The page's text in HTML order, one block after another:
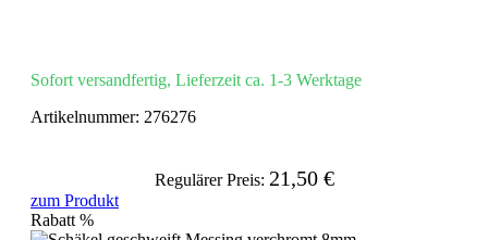
Sofort versandfertig, Lieferzeit ca. 1-3 Werktage
Artikelnummer: 276276
Regulärer Preis: 21,50 €
zum Produkt
Rabatt %